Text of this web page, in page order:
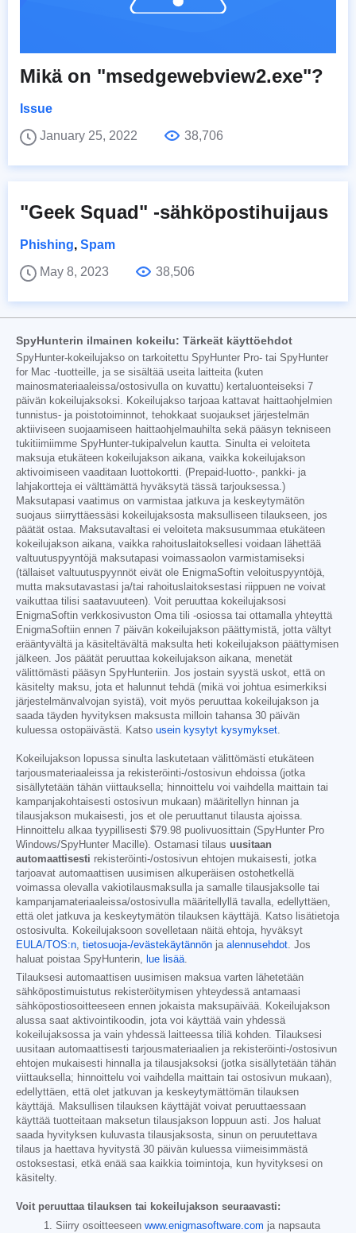
Mikä on "msedgewebview2.exe"?
Issue
January 25, 2022
38,706
"Geek Squad" -sähköpostihuijaus
Phishing, Spam
May 8, 2023
38,506
SpyHunterin ilmainen kokeilu: Tärkeät käyttöehdot
SpyHunter-kokeilujakso on tarkoitettu SpyHunter Pro- tai SpyHunter
for Mac -tuotteille, ja se sisältää useita laitteita (kuten
mainosmateriaaleissa/ostosivulla on kuvattu) kertaluonteiseksi 7
päivän kokeilujaksoksi. Kokeilujakso tarjoaa kattavat haittaohjelmien
tunnistus- ja poistotoiminnot, tehokkaat suojaukset järjestelmän
aktiiviseen suojaamiseen haittaohjelmauhilta sekä pääsyn tekniseen
tukitiimiimme SpyHunter-tukipalvelun kautta. Sinulta ei veloiteta
maksuja etukäteen kokeilujakson aikana, vaikka kokeilujakson
aktivoimiseen vaaditaan luottokortti. (Prepaid-luotto-, pankki- ja
lahjakortteja ei välttämättä hyväksytä tässä tarjouksessa.)
Maksutapasi vaatimus on varmistaa jatkuva ja keskeytymätön
suojaus siirryttäessäsi kokeilujaksosta maksulliseen tilaukseen, jos
päätät ostaa. Maksutavaltasi ei veloiteta maksusummaa etukäteen
kokeilujakson aikana, vaikka rahoituslaitoksellesi voidaan lähettää
valtuutuspyyntöjä maksutapasi voimassaolon varmistamiseksi
(tällaiset valtuutuspyynnöt eivät ole EnigmaSoftin veloituspyyntöjä,
mutta maksutavastasi ja/tai rahoituslaitoksestasi riippuen ne voivat
vaikuttaa tilisi saatavuuteen). Voit peruuttaa kokeilujaksosi
EnigmaSoftin verkkosivuston Oma tili -osiossa tai ottamalla yhteyttä
EnigmaSoftiin ennen 7 päivän kokeilujakson päättymistä, jotta vältyt
erääntyvältä ja käsiteltävältä maksulta heti kokeilujakson päättymisen
jälkeen. Jos päätät peruuttaa kokeilujakson aikana, menetät
välittömästi pääsyn SpyHunteriin. Jos jostain syystä uskot, että on
käsitelty maksu, jota et halunnut tehdä (mikä voi johtua esimerkiksi
järjestelmänvalvojan syistä), voit myös peruuttaa kokeilujakson ja
saada täyden hyvityksen maksusta milloin tahansa 30 päivän
kuluessa ostopäivästä. Katso usein kysytyt kysymykset.
Kokeilujakson lopussa sinulta laskutetaan välittömästi etukäteen
tarjousmateriaaleissa ja rekisteröinti-/ostosivun ehdoissa (jotka
sisällytetään tähän viittauksella; hinnoittelu voi vaihdella maittain tai
kampanjakohtaisesti ostosivun mukaan) määritellyn hinnan ja
tilausjakson mukaisesti, jos et ole peruuttanut tilausta ajoissa.
Hinnoittelu alkaa tyypillisesti $79.98 puolivuosittain (SpyHunter Pro
Windows/SpyHunter Macille). Ostamasi tilaus uusitaan
automaattisesti rekisteröinti-/ostosivun ehtojen mukaisesti, jotka
tarjoavat automaattisen uusimisen alkuperäisen ostohetkellä
voimassa olevalla vakiotilausmaksulla ja samalle tilausjaksolle tai
kampanjamateriaaleissa/ostosivulla määritellyllä tavalla, edellyttäen,
että olet jatkuva ja keskeytymätön tilauksen käyttäjä. Katso lisätietoja
ostosivulta. Kokeilujaksoon sovelletaan näitä ehtoja, hyväksyt
EULA/TOS:n, tietosuoja-/evästekäytännön ja alennusehdot. Jos
haluat poistaa SpyHunterin, lue lisää.
Tilauksesi automaattisen uusimisen maksua varten lähetetään
sähköpostimuistutus rekisteröitymisen yhteydessä antamaasi
sähköpostiosoitteeseen ennen jokaista maksupäivää. Kokeilujakson
alussa saat aktivointikoodin, jota voi käyttää vain yhdessä
kokeilujaksossa ja vain yhdessä laitteessa tiliä kohden. Tilauksesi
uusitaan automaattisesti tarjousmateriaalien ja rekisteröinti-/ostosivun
ehtojen mukaisesti hinnalla ja tilausjaksoksi (jotka sisällytetään tähän
viittauksella; hinnoittelu voi vaihdella maittain tai ostosivun mukaan),
edellyttäen, että olet jatkuvan ja keskeytymättömän tilauksen
käyttäjä. Maksullisen tilauksen käyttäjät voivat peruuttaessaan
käyttää tuotteitaan maksetun tilausjakson loppuun asti. Jos haluat
saada hyvityksen kuluvasta tilausjaksosta, sinun on peruutettava
tilaus ja haettava hyvitystä 30 päivän kuluessa viimeisimmästä
ostoksestasi, etkä enää saa kaikkia toimintoja, kun hyvityksesi on
käsitelty.
Voit peruuttaa tilauksen tai kokeilujakson seuraavasti:
Siirry osoitteeseen www.enigmasoftware.com ja napsauta